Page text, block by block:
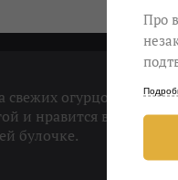
огурцов, стог
и нравится всем без
булочке.
Про